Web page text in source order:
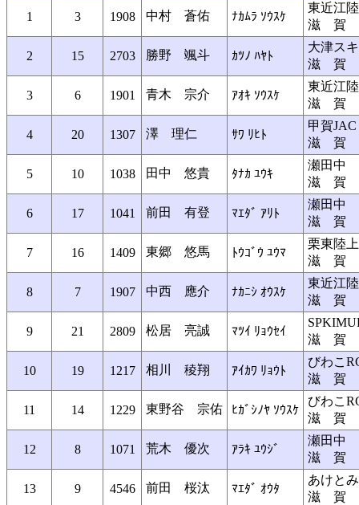
1 3 1908 中村 蒼佑 ﾅｶﾑﾗ ｿｳｽｹ
東近江
滋 賀
2 15 2703 勝野 颯斗 ｶﾂﾉ ﾊﾔﾄ
大津ス
滋 賀
3 6 1901 青木 宗介 ｱｵｷ ｿｳｽｹ
東近江
滋 賀
4 20 1307 澤 理仁 ｻﾜ ﾘﾋﾄ
甲賀JAC
滋 賀
5 10 1038 田中 悠貴 ﾀﾅｶ ﾕｳｷ
瀬田中
滋 賀
6 17 1041 前田 有登 ﾏｴﾀﾞ ｱﾘﾄ
瀬田中
滋 賀
7 16 1409 東郷 悠馬 ﾄｳｺﾞｳ ﾕｳﾏ
栗東陸
滋 賀
8 7 1907 中西 應介 ﾅｶﾆｼ ｵｳｽｹ
東近江
滋 賀
9 21 2809 松居 亮誠 ﾏﾂｲ ﾘｮｳｾｲ
滋 賀
10 19 1217 相川 稜翔 ｱｲｶﾜ ﾘｮｳﾄ
びわこ
滋 賀
11 14 1229 東野谷 宗佑 ﾋｶﾞｼﾉﾔ ｿｳｽｹ
びわこ
滋 賀
12 8 1071 荒木 優次 ｱﾗｷ ﾕｳｼﾞ
瀬田中
滋 賀
13 9 4546 前田 桜汰 ﾏｴﾀﾞ ｵｳﾀ
あけと
滋 賀